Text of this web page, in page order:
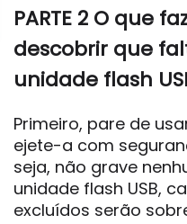
PARTE 2 O que
descobrir que
unidade flash
Primeiro, pare de
ejete-a com
seja, não grave
unidade flash USB,
excluídos serão